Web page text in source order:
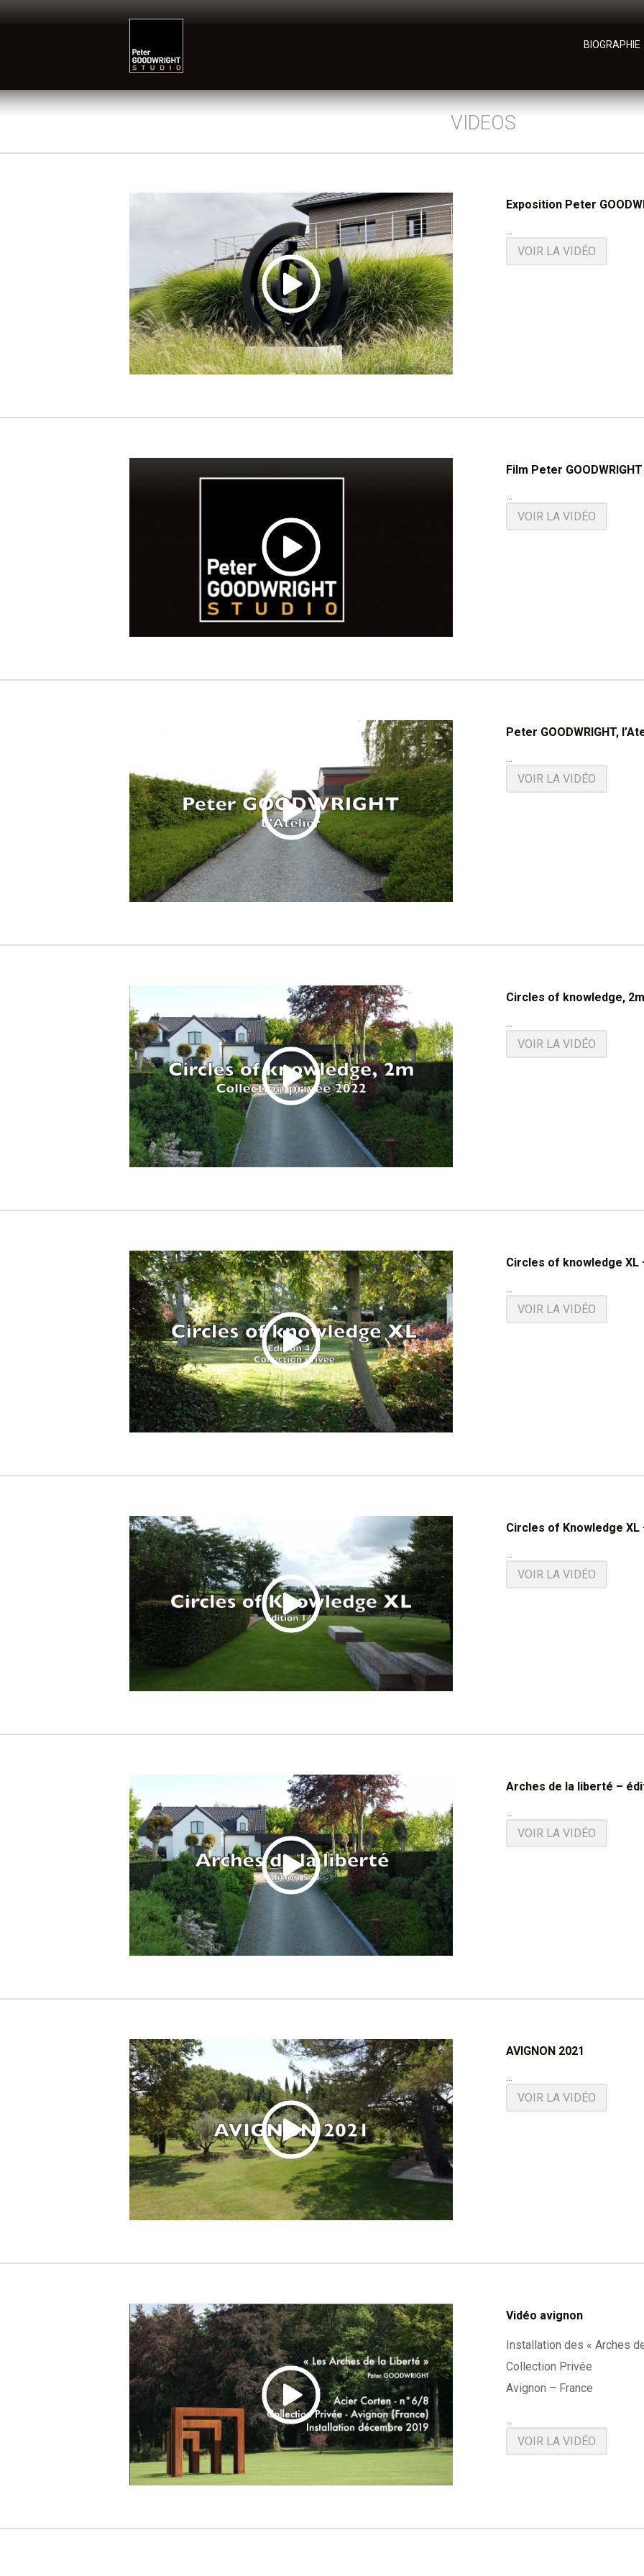
BIOGRAPHIE
VIDEOS
Exposition Peter
...
VOIR LA VIDÉO
Film Peter
VOIR LA VIDÉO
Peter GOODWRIGHT,
...
VOIR LA VIDÉO
Circles of knowledge,
...
VOIR LA VIDÉO
Circles of knowledge XL
...
VOIR LA VIDÉO
Circles of Knowledge XL
...
VOIR LA VIDÉO
Arches de la liberté –
...
VOIR LA VIDÉO
AVIGNON 2021
...
VOIR LA VIDÉO
Vidéo avignon
Installation des « Arches
Collection Privée
Avignon – France
...
VOIR LA VIDÉO